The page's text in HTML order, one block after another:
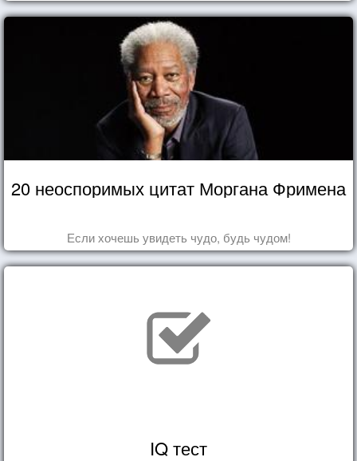
20 неоспоримых цитат Моргана Фримена
Если хочешь увидеть чудо, будь чудом!
IQ тест